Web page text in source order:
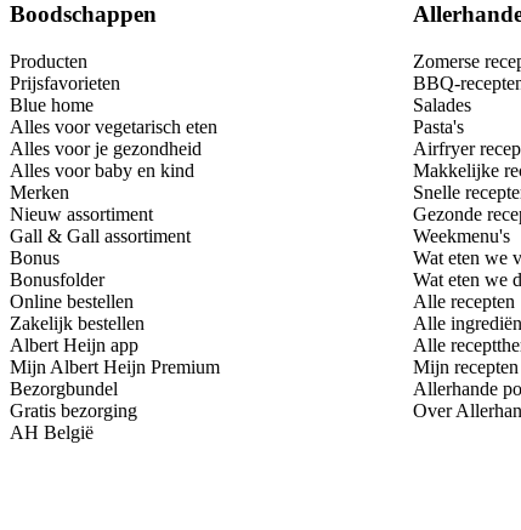
Boodschappen
Producten
Prijsfavorieten
Blue home
Alles voor vegetarisch eten
Alles voor je gezondheid
Alles voor baby en kind
Merken
Nieuw assortiment
Gall & Gall assortiment
Bonus
Bonusfolder
Online bestellen
Zakelijk bestellen
Albert Heijn app
Mijn Albert Heijn Premium
Bezorgbundel
Gratis bezorging
AH België
Zomerse
BBQ-
Salades
Pasta's
Airfryer
Makkelijke
Snelle
Gezonde
Weekmenu's
Wat eten we
Wat eten we
Alle recepten
Alle
Alle
Mijn recepten
Allerhande
Over